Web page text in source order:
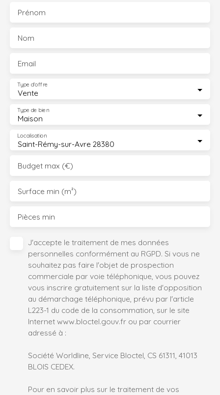
Prénom
Nom
Email
Vente
Type d'offre
Maison
Type de bien
Saint-Rémy-sur-Avre 28380
Localisation
Budget max (€)
Surface min (m²)
Pièces min
J'accepte le traitement de mes données
personnelles conformément au RGPD. Si vous ne
souhaitez pas faire l'objet de prospection
commerciale par voie téléphonique, vous pouvez
vous inscrire gratuitement sur la liste d'opposition
au démarchage téléphonique, prévu par l'article
L223-1 du code de la consommation, sur le site
Internet www.bloctel.gouv.fr ou par courrier
adressé à :
Société Worldline, Service Bloctel, CS 61311, 41013
BLOIS CEDEX.
Pour en savoir plus sur le traitement de vos